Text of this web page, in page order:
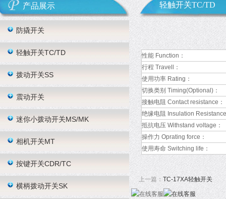
产品展示
防撬开关
轻触开关TC/TD
拨动开关SS
震动开关
迷你小拨动开关MS/MK
相机开关MT
按键开关CDR/TC
横柄拨动开关SK
轻触开关TC/TD
性能 Function：
行程 Travell：
使用功率 Rating：
切换类别 Timing(Optional)：
接触电阻 Contact resistance：
绝缘电阻 Insulation
抵抗电压 Withstand voltage：
操作力 Oprating force：
使用寿命 Switching life：
上一篇： TC-17XA轻触开关